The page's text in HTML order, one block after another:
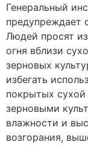
Генеральный
предупреждает
Людей просят
огня вблизи
зерновых
избегать
покрытых сухой
зерновыми
влажности и
возгорания,